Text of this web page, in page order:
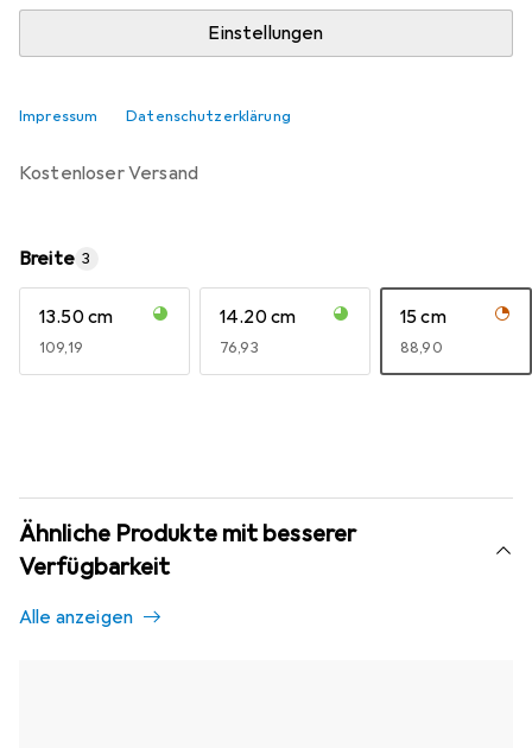
Einstellungen
Impressum Datenschutzerklärung
In den Warenkorb
Vergleichen
kostenloser Versand
Breite 3
13.50 cm
EUR
109,19
14.20 cm
EUR
76,93
15 cm
EUR
88,90
Ähnliche Produkte mit besserer
Verfügbarkeit
Alle anzeigen